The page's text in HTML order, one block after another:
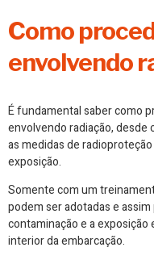
Como
envolvendo
É fundamental saber como
envolvendo radiação, desde
as medidas de
exposição.
Somente com um
podem ser adotadas e
contaminação e a exposição
interior da embarcação.